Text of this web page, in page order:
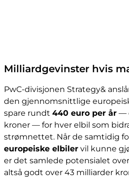
Milliardgevinster hvis
PwC-divisjonen Strategy&
den gjennomsnittlige
spare rundt 440 euro per år —
kroner — for hver elbil som
strømnettet. Når de samtidig
europeiske elbiler vil kunne
er det samlede potensialet
altså godt over 43 milliarder